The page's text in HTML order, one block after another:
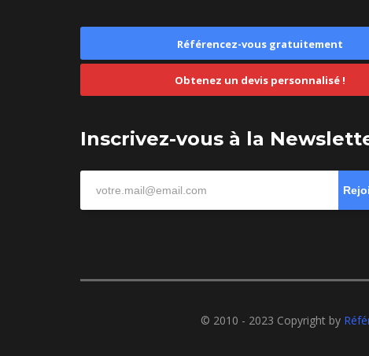
Référencez-vous gratuitement
Obtenez un devis personnalisé !
Inscrivez-vous à la
© 2010 - 2023 Copyright by